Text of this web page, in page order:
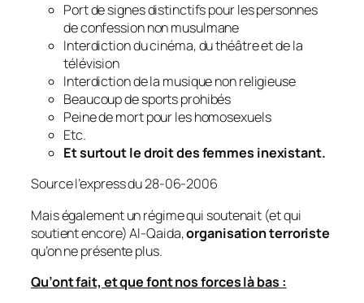
Port de signes distinctifs pour les personnes
de confession non musulmane
Interdiction du cinéma, du théâtre et de la
télévision
Interdiction de la musique non religieuse
Beaucoup de sports prohibés
Peine de mort pour les homosexuels
Etc.
Et surtout le droit des femmes inexistant.
Source l’express du 28-06-2006
Mais également un régime qui soutenait (et qui
soutient encore)Al-Qaida,organisation terroriste
qu’on ne présente plus.
Qu’ont fait, et que font nos forces là bas :